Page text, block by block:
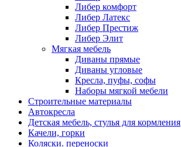
Либер комфорт
Либер Латекс
Либер Престиж
Либер Элит
Мягкая мебель
Диваны прямые
Диваны угловые
Кресла, пуфы, софы
Наборы мягкой мебели
Строительные материалы
Автокресла
Детская мебель, стулья для кормления
Качели, горки
Коляски. переноски